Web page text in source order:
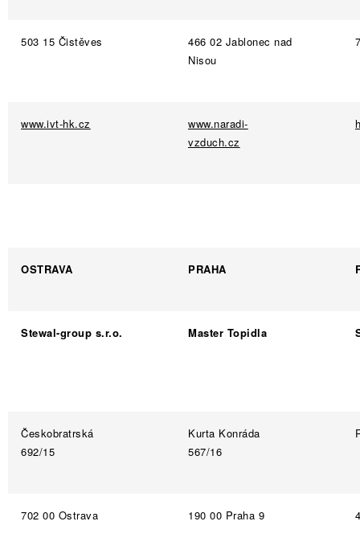
503 15 Čistěves
466 02 Jablonec nad
Nisou
www.ivt-hk.cz
www.naradi-
vzduch.cz
OSTRAVA PRAHA
Stewal-group s.r.o. Master Topidla
Českobratrská
692/15
Kurta Konráda
567/16
702 00 Ostrava 190 00 Praha 9